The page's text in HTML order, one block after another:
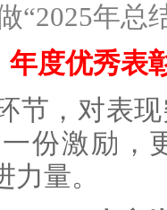
“2025年总
年度优秀表
，对表现
份激励，
量。